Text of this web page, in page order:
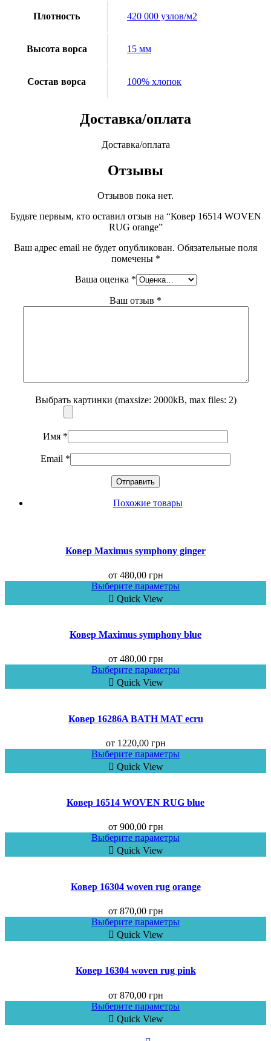
Плотность 420 000 узлов/м2
Высота ворса 15 мм
Состав ворса 100% хлопок
Доставка/оплата
Доставка/оплата
Отзывы
Отзывов пока нет.
Будьте первым, кто оставил отзыв на “Ковер 16514 WOVEN
RUG orange”
Ваш адрес email не будет опубликован. Обязательные поля
помечены *
Ваша оценка *
Ваш отзыв *
Выбрать картинки (maxsize: 2000kB, max files: 2)
Имя *
Email *
Похожие товары
Ковер Maximus symphony ginger
от 480,00 грн
Выберите параметры
Quick View
Ковер Maximus symphony blue
от 480,00 грн
Выберите параметры
Quick View
Ковер 16286A BATH MAT ecru
от 1220,00 грн
Выберите параметры
Quick View
Ковер 16514 WOVEN RUG blue
от 900,00 грн
Выберите параметры
Quick View
Ковер 16304 woven rug orange
от 870,00 грн
Выберите параметры
Quick View
Ковер 16304 woven rug pink
от 870,00 грн
Выберите параметры
Quick View